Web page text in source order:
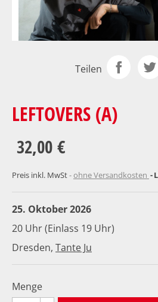
Teilen
LEFTOVERS (A)
32,00 €
Preis inkl. MwSt ohne Versandkosten
25. Oktober 2026
20 Uhr (Einlass 19 Uhr)
Dresden, Tante Ju
Menge